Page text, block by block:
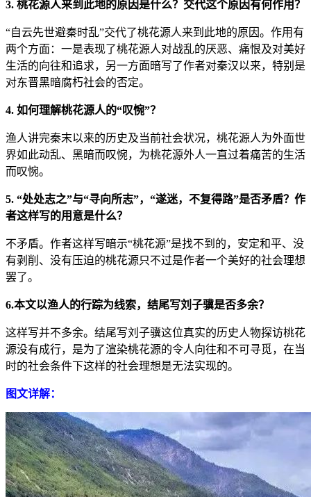
3. 桃花源人来到此地的原因是什么？交代这个原因有何作用？
“自云先世避秦时乱”交代了桃花源人来到此地的原因。作用有
两个方面：一是表现了桃花源人对战乱的厌恶、痛恨及对美好
生活的向往和追求，另一方面暗写了作者对秦汉以来，特别是
对东晋黑暗腐朽社会的否定。
4. 如何理解桃花源人的“叹惋”？
渔人讲完秦末以来的历史及当前社会状况，桃花源人为外面世
界如此动乱、黑暗而叹惋，为桃花源外人一直过着痛苦的生活
而叹惋。
5. “处处志之”与“寻向所志”，“遂迷，不复得路”是否矛盾？作
者这样写的用意是什么？
不矛盾。作者这样写暗示“桃花源”是找不到的，安定和平、没
有剥削、没有压迫的桃花源只不过是作者一个美好的社会理想
罢了。
6.本文以渔人的行踪为线索，结尾写刘子骥是否多余？
这样写并不多余。结尾写刘子骥这位真实的历史人物探访桃花
源没有成行，是为了渲染桃花源的令人向往和不可寻觅，在当
时的社会条件下这样的社会理想是无法实现的。
图文详解：